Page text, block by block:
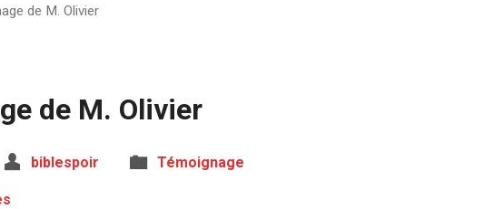
de M. Olivier
de M. Olivier
biblespoir Témoignage